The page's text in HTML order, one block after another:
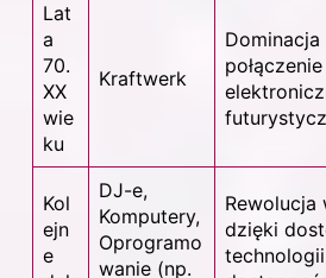
Lat
a
70.
XX
wie
ku
Kraftwerk
Kol
ejn
e
DJ-e,
Komputery,
Oprogramo
wanie (np.
dzięki